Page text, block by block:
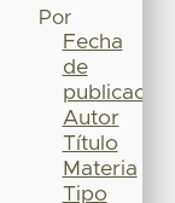
Por
Fecha
de
publicación
Autor
Título
Materia
Tipo